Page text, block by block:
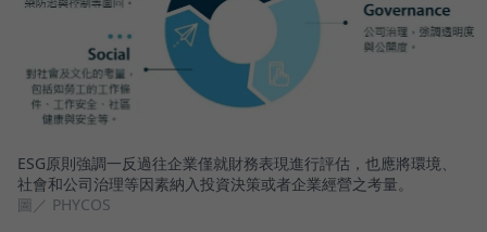
ESG原則強調一反過往企業僅就財務表現進行評估，也應將環境、
社會和公司治理等因素納入投資決策或者企業經營之考量。
圖／ PHYCOS